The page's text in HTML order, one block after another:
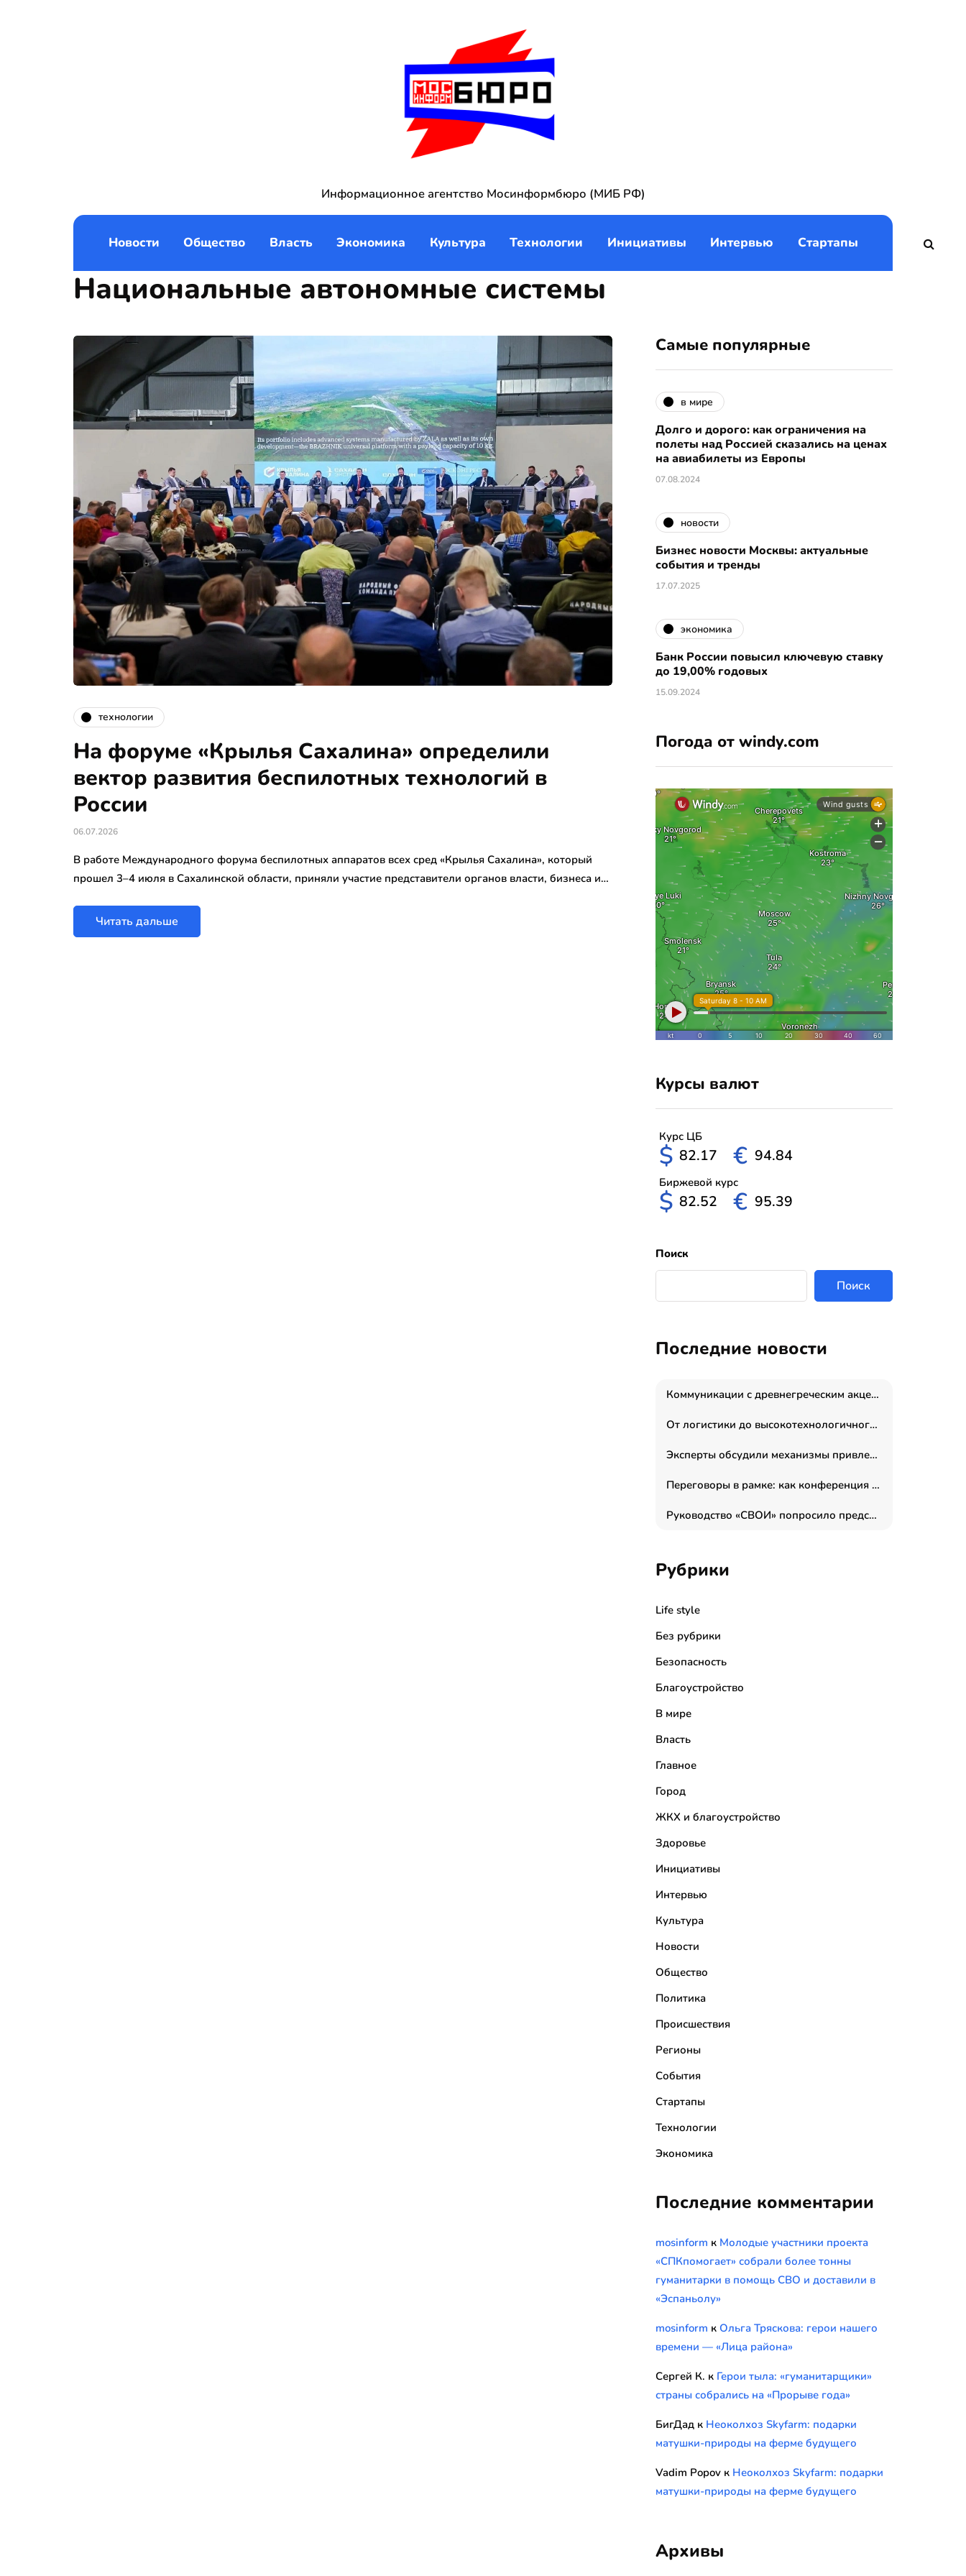
Информационное агентство Мосинформбюро (МИБ РФ)
Новости Общество Власть Экономика Культура Технологии Инициативы Интервью Стартапы
Национальные автономные системы
технологии
На форуме «Крылья Сахалина» определили
вектор развития беспилотных технологий в
России
06.07.2026
В работе Международного форума беспилотных аппаратов всех сред «Крылья Сахалина», который
прошел 3–4 июля в Сахалинской области, приняли участие представители органов власти, бизнеса и…
Читать дальше
Самые популярные
в мире
Долго и дорого: как ограничения на
полеты над Россией сказались на ценах
на авиабилеты из Европы
07.08.2024
новости
Бизнес новости Москвы: актуальные
события и тренды
17.07.2025
экономика
Банк России повысил ключевую ставку
до 19,00% годовых
15.09.2024
Погода от windy.com
Курсы валют
Курс ЦБ
$ 82.17 € 94.84
Биржевой курс
$ 82.52 € 95.39
Поиск
Поиск
Последние новости
Коммуникации с древнегреческим акцентом: медиаменеджер и журналист Владимир Дергачев запустил коммуникационное агентство «Сократ 2.0»
От логистики до высокотехнологичного производства: как основатель “гагаринга” выстраивает экосистему безопасности и гражданских БПЛА
Эксперты обсудили механизмы привлечения молодых специалистов в промышленные города
Переговоры в рамке: как конференция «Бизнес как искусство» переформатирует деловой этикет в стенах ТПП РФ
Руководство «СВОИ» попросило председателя СКР дать правовую оценку обысков в тыловом штабе
Рубрики
Life style
Без рубрики
Безопасность
Благоустройство
В мире
Власть
Главное
Город
ЖКХ и благоустройство
Здоровье
Инициативы
Интервью
Культура
Новости
Общество
Политика
Происшествия
Регионы
События
Стартапы
Технологии
Экономика
Последние комментарии
mosinform к Молодые участники проекта
«СПКпомогает» собрали более тонны
гуманитарки в помощь СВО и доставили в
«Эспаньолу»
mosinform к Ольга Тряскова: герои нашего
времени — «Лица района»
Сергей К. к Герои тыла: «гуманитарщики»
страны собрались на «Прорыве года»
БигДад к Неоколхоз Skyfarm: подарки
матушки-природы на ферме будущего
Vadim Popov к Неоколхоз Skyfarm: подарки
матушки-природы на ферме будущего
Архивы